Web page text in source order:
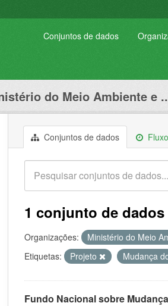
Conjuntos de dados
do Meio Ambiente e
Conjuntos de dados
1 conjunto de
Organizações: Ministério do Meio
Etiquetas:
Projeto Mudança
Fundo Nacional sobre